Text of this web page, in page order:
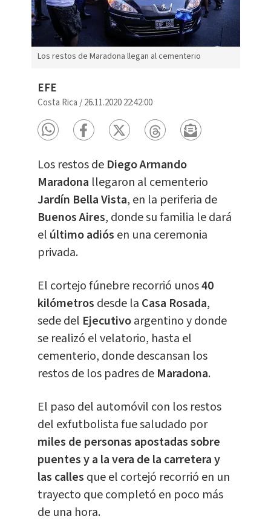
Los restos de Maradona llegan al cementerio
EFE
Costa Rica /26.11.2020 22:42:00
Los restos deDiego Armando
Maradona llegaron al cementerio
Jardín Bella Vista, en la periferia de
Buenos Aires, donde su familia le dará
el último adiós en una ceremonia
privada.
El cortejo fúnebre recorrió unos40
kilómetros desde la Casa Rosada,
sede del Ejecutivoargentino y donde
se realizó el velatorio, hasta el
cementerio, donde descansan los
restos de los padres de Maradona.
El paso del automóvil con los restos
del exfutbolista fue saludado por
miles de personas apostadas sobre
puentes y a la vera de la carretera y
las calles que el cortejó recorrió en un
trayecto que completó en poco más
de una hora.